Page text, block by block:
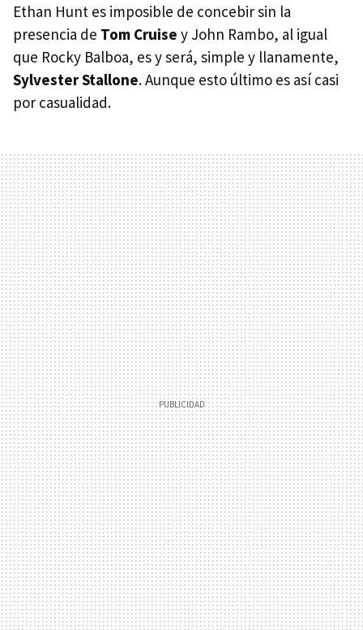
Ethan Hunt es imposible de concebir sin la
presencia de Tom Cruise y John Rambo, al igual
que Rocky Balboa, es y será, simple y llanamente,
Sylvester Stallone. Aunque esto último es así casi
por casualidad.